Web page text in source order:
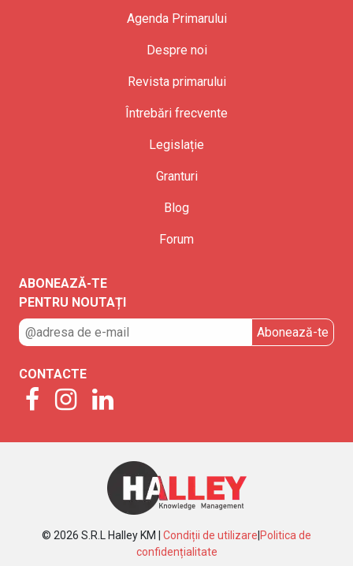
Agenda Primarului
Despre noi
Revista primarului
Întrebări frecvente
Legislație
Granturi
Blog
Forum
ABONEAZĂ-TE
PENTRU NOUTAȚI
CONTACTE
© 2026 S.R.L Halley KM | Condiții de utilizare Politica de
confidențialitate